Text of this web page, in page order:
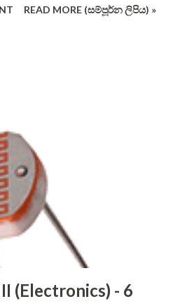
(not in the conventional
each letter shall have one
it is easier to use than
letters cannot be sounded on
vowels to aid in them to be
just place the vowel just after
READ MORE (සම්පූර්න ලිපිය) »
- 6